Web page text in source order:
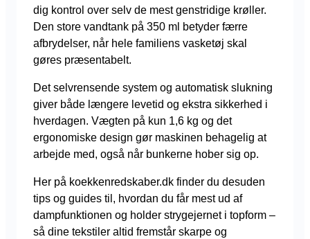
dig kontrol over selv de mest genstridige krøller.
Den store vandtank på 350 ml betyder færre
afbrydelser, når hele familiens vasketøj skal
gøres præsentabelt.
Det selvrensende system og automatisk slukning
giver både længere levetid og ekstra sikkerhed i
hverdagen. Vægten på kun 1,6 kg og det
ergonomiske design gør maskinen behagelig at
arbejde med, også når bunkerne hober sig op.
Her på koekkenredskaber.dk finder du desuden
tips og guides til, hvordan du får mest ud af
dampfunktionen og holder strygejernet i topform –
så dine tekstiler altid fremstår skarpe og